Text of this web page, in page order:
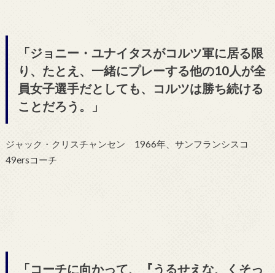
「ジョニー・ユナイタスがコルツ軍に居る限
り、たとえ、一緒にプレーする他の10人が全
員女子選手だとしても、コルツは勝ち続ける
ことだろう。」
ジャック・クリスチャンセン 1966年、サンフランシスコ
49ersコーチ
「コーチに向かって、『うるせえな、くそっ